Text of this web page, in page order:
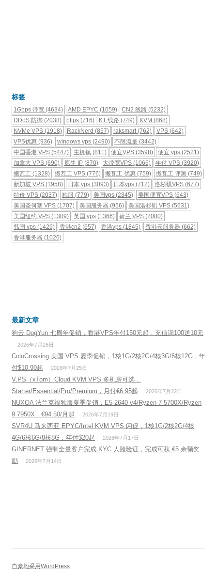
标签
1Gbps 带宽 (4634) AMD EPYC (1059) CN2 线路 (5232)
DDoS 防御 (2038) https(716) KT 线路 (749) KVM (868)
NVMe VPS (1918) RackNerd (857) raksmart(762) VPS(642)
VPS优惠 (936) windows vps(2490) 不限流量 (3442)
中国香港 VPS (5447) 主机镇(811) 便宜VPS (3598) 便宜 vps(2521)
加拿大 VPS (690) 原生 IP(870) 大带宽VPS (1066) 年付 VPS(3920)
搬瓦工 (1328) 搬瓦工 VPS(776) 搬瓦工 优惠 (759) 搬瓦工 评测 (749)
新加坡 VPS (1958) 日本 vps(3093) 日本vps (712) 洛杉矶VPS(677)
特价 VPS (2037) 独服 (779) 美国vps (2345) 美国便宜VPS(643)
美国圣何塞 VPS (1707) 美国服务器 (956) 美国洛杉矶 VPS (5631)
美国纽约 VPS (1309) 英国 vps(1366) 荷兰 VPS (2080)
韩国 vps (1429) 香港cn2 (657) 香港vps (1845) 香港云服务器 (662)
香港服务器 (1026)
最新文章
狗云 DogYun 七周年促销，香港VPS年付150元起，充值满100送10元
2026年7月26日
ColoCrossing 美国 VPS 夏季促销，1核1G/2核2G/4核3G/6核12G，年
付$10.99起
2026年7月25日
V.PS（xTom）Cloud KVM VPS 多机房可选，
Starter/Essential/Pro/Premium，月付€6.95起
2026年7月22日
NUXOA 法兰克福独服夏季促销，E5-2640 v4/Ryzen 7 5700X/Ryzen
9 7950X，€94.50/月起
2026年7月19日
SVR4U 马来西亚 EPYC/Intel KVM VPS 闪促，1核1G/2核2G/4核
4G/6核6G/8核8G，年付$20起
2026年7月17日
GINERNET 强制全量客户完成 KYC 人脸验证，完成可获 €5 余额奖
励
2026年7月14日
自豪地采用WordPress